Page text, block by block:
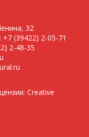
32
+7 (39422) 2-05-71
2-48-35
Creative